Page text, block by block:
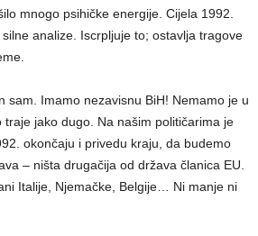
mnogo psihičke energije. Cijela 1992.
analize. Iscrpljuje to; ostavlja tragove
sam. Imamo nezavisnu BiH! Nemamo je u
traje jako dugo. Na našim političarima je
okončaju i privedu kraju, da budemo
– ništa drugačija od država članica EU.
Italije, Njemačke, Belgije… Ni manje ni